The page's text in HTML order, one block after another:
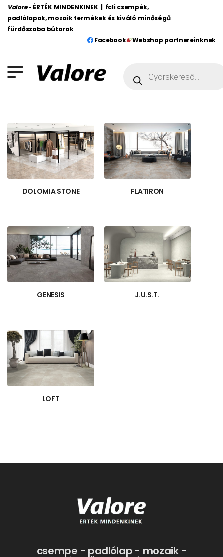
Valore - ÉRTÉK MINDENKINEK | fali csempék,
padlólapok, mozaik termékek és kiváló minőségű
fürdőszoba bútorok
Facebook
Webshop partnereinknek
DOLOMIA STONE FLATIRON
GENESIS J.U.S.T.
LOFT
csempe - padlólap - mozaik -